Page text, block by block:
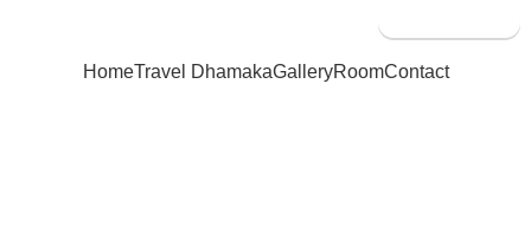
HomeTravel DhamakaGalleryRoomContact